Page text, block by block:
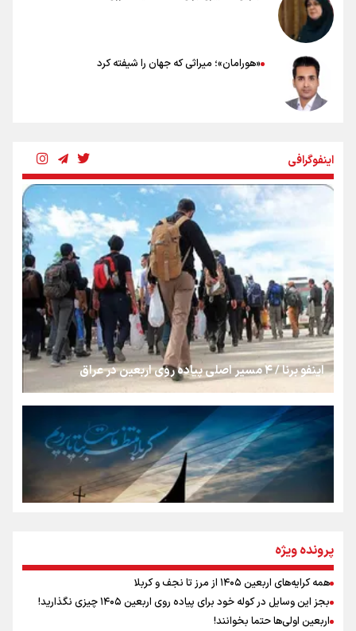
«هورامان»؛ میراثی که جهان را شیفته کرد
رسانه ملی و حق مردم برای شنیدن صدای رئیس‌جمهوری
روایت ایران از کنار مردم
از طلوع خیابان‌ها تا غروب اشک
جمله‌ای که بغض چهارماهه را شکست؛ «آهای مردم، آقا از
تهران رفتند»
سه حسرتی که به دلم ماند
نگاه تمدنی رهبر شهید به فضای مجازی
اینفوگرافی
اینفو برنا / ۴ مسیر اصلی پیاده روی اربعین در عراق
اینفو برنا / توصیه‌هایی طلایی برای پیاده روی اربعین
پرونده ویژه
همه کرایه‌های اربعین ۱۴۰۵ از مرز تا نجف و کربلا
بجز این وسایل در کوله خود برای پیاده روی اربعین ۱۴۰۵ چیزی نگذارید!
اربعین اولی‌ها حتما بخوانند!